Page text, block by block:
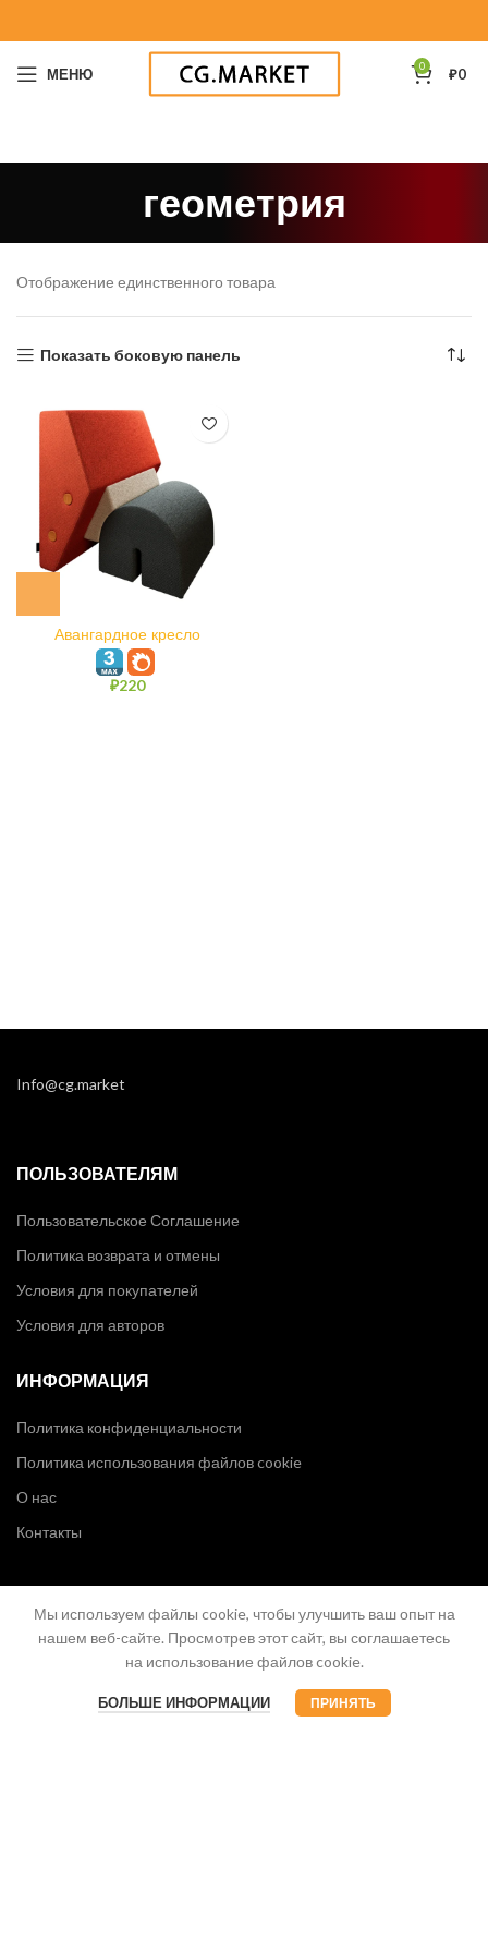
МЕНЮ 0 ₽0
геометрия
Отображение единственного товара
Показать боковую панель
Авангардное кресло
Keystone
₽220
Info@cg.market
ПОЛЬЗОВАТЕЛЯМ
Пользовательское Соглашение
Политика возврата и отмены
Условия для покупателей
Условия для авторов
ИНФОРМАЦИЯ
Политика конфиденциальности
Политика использования файлов cookie
О нас
Контакты
Мы используем файлы cookie, чтобы улучшить ваш опыт на
нашем веб-сайте. Просмотрев этот сайт, вы соглашаетесь
на использование файлов cookie.
БОЛЬШЕ ИНФОРМАЦИИ ПРИНЯТЬ